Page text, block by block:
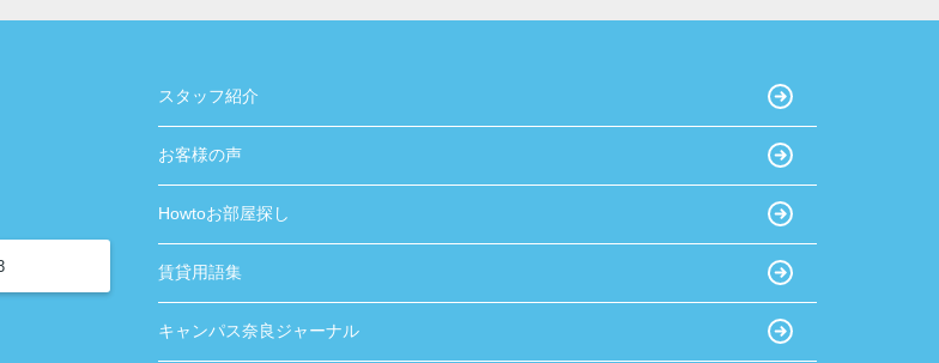
スタッフ紹介
お客様の声
Howtoお部屋探し
賃貸用語集
キャンパス奈良ジャーナル